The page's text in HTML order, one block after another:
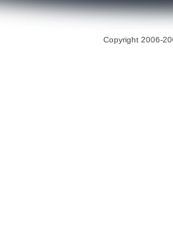
Copyright 2006-